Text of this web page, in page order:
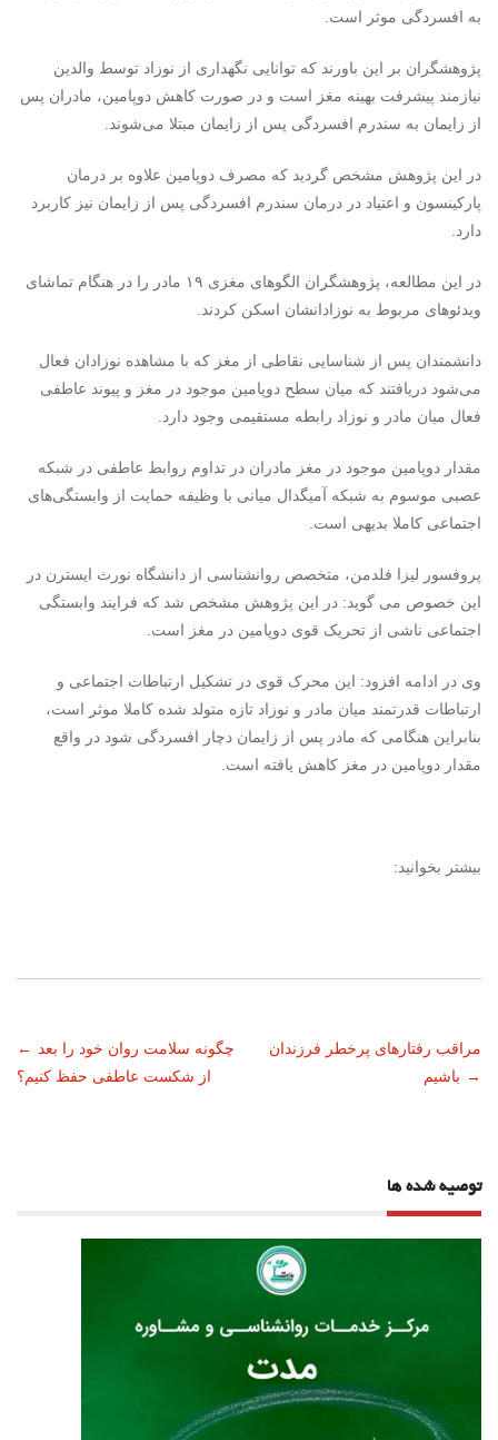
به افسردگی موثر است.
پژوهشگران بر این باورند که توانایی نگهداری از نوزاد توسط والدین
نیازمند پیشرفت بهینه مغز است و در صورت کاهش دوپامین، مادران پس
از زایمان به سندرم افسردگی پس از زایمان مبتلا می‌شوند.
در این پژوهش مشخص گردید که مصرف دوپامین علاوه بر درمان
پارکینسون و اعتیاد در درمان سندرم افسردگی پس از زایمان نیز کاربرد
دارد.
در این مطالعه، پژوهشگران الگوهای مغزی ۱۹ مادر را در هنگام تماشای
ویدئوهای مربوط به نوزادانشان اسکن کردند.
دانشمندان پس از شناسایی نقاطی از مغز که با مشاهده نوزادان فعال
می‌شود دریافتند که میان سطح دوپامین موجود در مغز و پیوند عاطفی
فعال میان مادر و نوزاد رابطه مستقیمی وجود دارد.
مقدار دوپامین موجود در مغز مادران در تداوم روابط عاطفی در شبکه
عصبی موسوم به شبکه آمیگدال میانی با وظیفه حمایت از وابستگی‌های
اجتماعی کاملا بدیهی است.
پروفسور لیزا فلدمن، متخصص روانشناسی از دانشگاه نورث ایسترن در
این خصوص می گوید: در این پژوهش مشخص شد که فرایند وابستگی
اجتماعی ناشی از تحریک قوی دوپامین در مغز است.
وی در ادامه افزود: این محرک قوی در تشکیل ارتباطات اجتماعی و
ارتباطات قدرتمند میان مادر و نوزاد تازه متولد شده کاملا موثر است،
بنابراین هنگامی که مادر پس از زایمان دچار افسردگی شود در واقع
مقدار دوپامین در مغز کاهش یافته است.
بیشتر بخوانید:
ناوبری
نوشته
← چگونه سلامت روان خود را بعد
از شکست عاطفی حفظ کنیم؟
مراقب رفتارهای پرخطر فرزندان
باشیم →
توصیه شده ها